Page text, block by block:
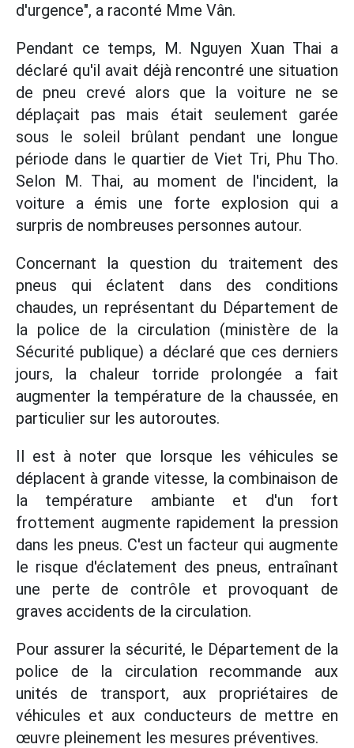
d'urgence", a raconté Mme Vân.
Pendant ce temps, M. Nguyen Xuan Thai a
déclaré qu'il avait déjà rencontré une situation
de pneu crevé alors que la voiture ne se
déplaçait pas mais était seulement garée
sous le soleil brûlant pendant une longue
période dans le quartier de Viet Tri, Phu Tho.
Selon M. Thai, au moment de l'incident, la
voiture a émis une forte explosion qui a
surpris de nombreuses personnes autour.
Concernant la question du traitement des
pneus qui éclatent dans des conditions
chaudes, un représentant du Département de
la police de la circulation (ministère de la
Sécurité publique) a déclaré que ces derniers
jours, la chaleur torride prolongée a fait
augmenter la température de la chaussée, en
particulier sur les autoroutes.
Il est à noter que lorsque les véhicules se
déplacent à grande vitesse, la combinaison de
la température ambiante et d'un fort
frottement augmente rapidement la pression
dans les pneus. C'est un facteur qui augmente
le risque d'éclatement des pneus, entraînant
une perte de contrôle et provoquant de
graves accidents de la circulation.
Pour assurer la sécurité, le Département de la
police de la circulation recommande aux
unités de transport, aux propriétaires de
véhicules et aux conducteurs de mettre en
œuvre pleinement les mesures préventives.